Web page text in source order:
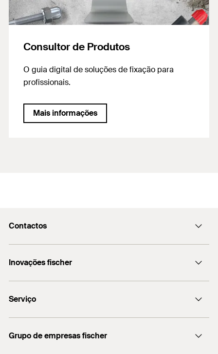
Consultor de Produtos
O guia digital de soluções de fixação para
profissionais.
Mais informações
Contactos
+351 218 954 180
Inovações fischer
Serviço
Informação
Grupo de empresas fischer